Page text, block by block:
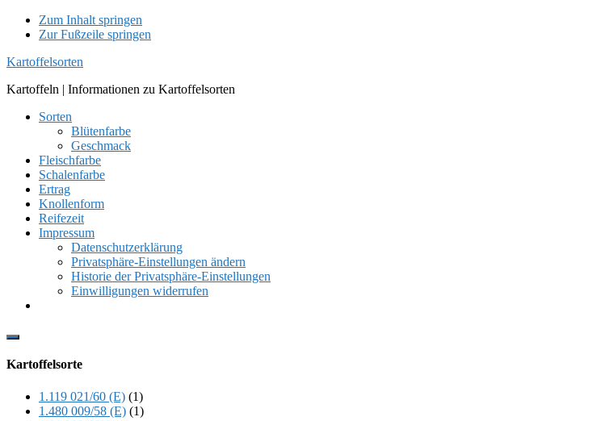
Zum Inhalt springen
Zur Fußzeile springen
Kartoffelsorten
Kartoffeln | Informationen zu Kartoffelsorten
Sorten
Blütenfarbe
Geschmack
Fleischfarbe
Schalenfarbe
Ertrag
Knollenform
Reifezeit
Impressum
Datenschutzerklärung
Privatsphäre-Einstellungen ändern
Historie der Privatsphäre-Einstellungen
Einwilligungen widerrufen
Show
Content
Kartoffelsorte
1.119 021/60 (E) (1)
1.480 009/58 (E) (1)